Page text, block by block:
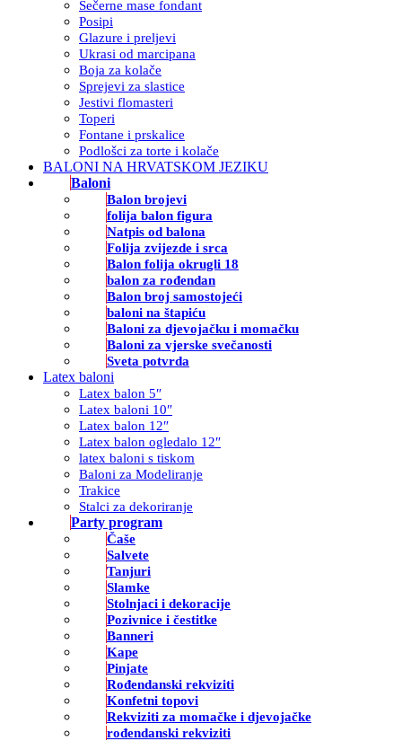
Šečerne mase fondant
Posipi
Glazure i preljevi
Ukrasi od marcipana
Boja za kolače
Sprejevi za slastice
Jestivi flomasteri
Toperi
Fontane i prskalice
Podlošci za torte i kolače
BALONI NA HRVATSKOM JEZIKU
Baloni
Balon brojevi
folija balon figura
Natpis od balona
Folija zvijezde i srca
Balon folija okrugli 18
balon za rođendan
Balon broj samostojeći
baloni na štapiću
Baloni za djevojačku i momačku
Baloni za vjerske svečanosti
Sveta potvrda
Latex baloni
Latex balon 5″
Latex baloni 10″
Latex balon 12″
Latex balon ogledalo 12″
latex baloni s tiskom
Baloni za Modeliranje
Trakice
Stalci za dekoriranje
Party program
Čaše
Salvete
Tanjuri
Slamke
Stolnjaci i dekoracije
Pozivnice i čestitke
Banneri
Kape
Pinjate
Rođendanski rekviziti
Konfetni topovi
Rekviziti za momačke i djevojačke
rođendanski rekviziti